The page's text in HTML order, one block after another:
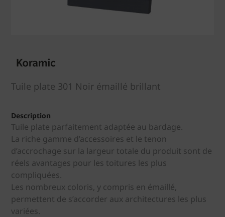
Tuile plate 301 Noir émaillé brillant
Description
Tuile plate parfaitement adaptée au bardage.
La riche gamme d’accessoires et le tenon
d’accrochage sur la largeur totale du produit sont de
réels avantages pour les toitures les plus
compliquées.
Les nombreux coloris, y compris en émaillé,
permettent de s’accorder aux architectures les plus
variées.